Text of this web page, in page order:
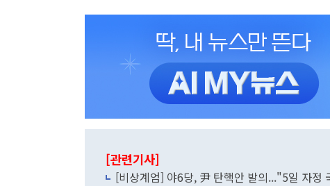
[관련기사]
[비상계엄] 야6당, 尹 탄핵안 발의..."5일 자정